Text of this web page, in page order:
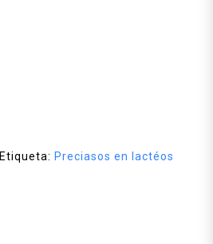
Etiqueta: Preciasos en lactéos